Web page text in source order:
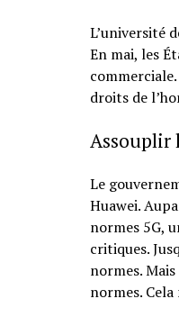
L’université
En mai, les
droits de
Assouplir
Le
Huawei.
normes 5G,
critiques.
normes.
normes.